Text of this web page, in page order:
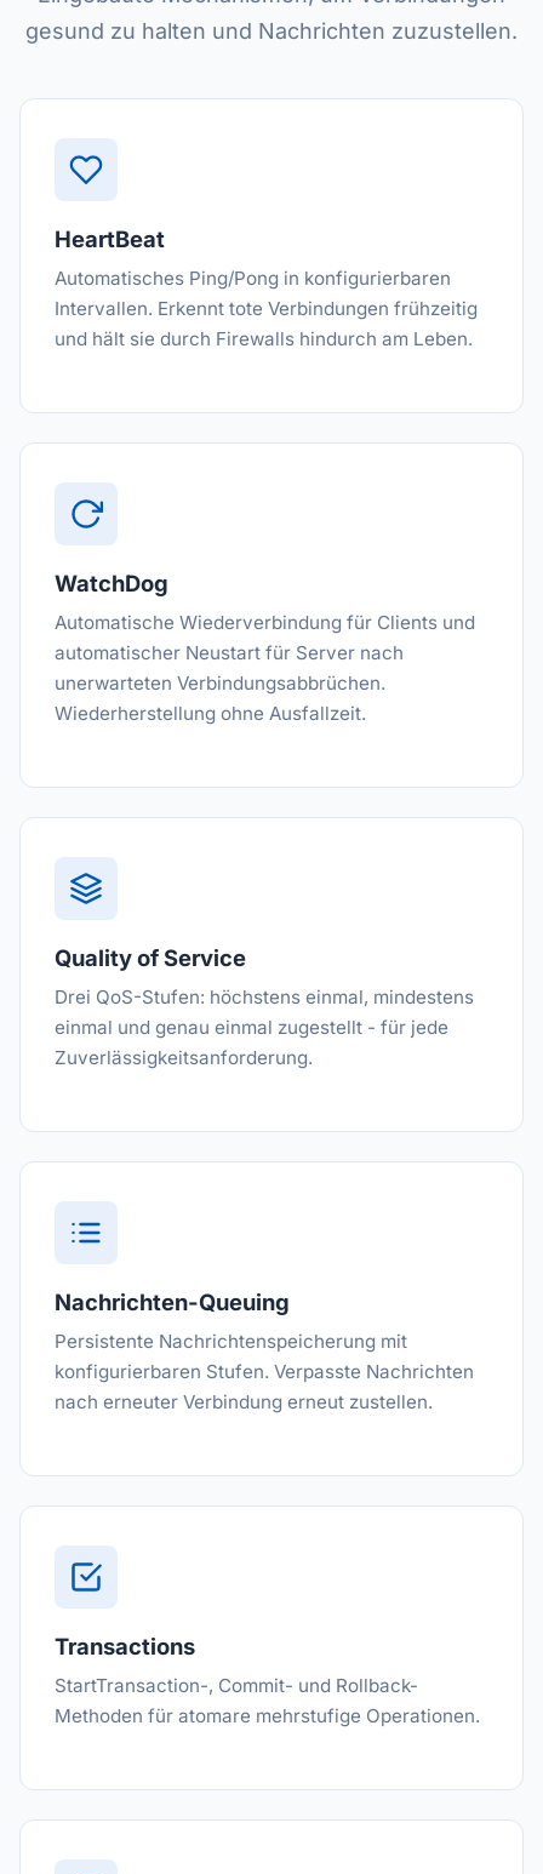
gesund zu halten und Nachrichten zuzustellen.
HeartBeat
Automatisches Ping/Pong in konfigurierbaren
Intervallen. Erkennt tote Verbindungen frühzeitig
und hält sie durch Firewalls hindurch am Leben.
WatchDog
Automatische Wiederverbindung für Clients und
automatischer Neustart für Server nach
unerwarteten Verbindungsabbrüchen.
Wiederherstellung ohne Ausfallzeit.
Quality of Service
Drei QoS-Stufen: höchstens einmal, mindestens
einmal und genau einmal zugestellt - für jede
Zuverlässigkeitsanforderung.
Nachrichten-Queuing
Persistente Nachrichtenspeicherung mit
konfigurierbaren Stufen. Verpasste Nachrichten
nach erneuter Verbindung erneut zustellen.
Transactions
StartTransaction-, Commit- und Rollback-
Methoden für atomare mehrstufige Operationen.